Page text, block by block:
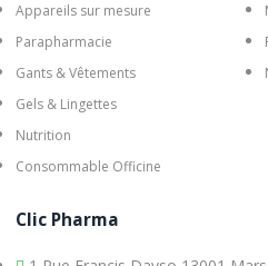
Appareils sur mesure
Parapharmacie
Gants & Vêtements
Gels & Lingettes
Nutrition
Consommable Officine
Clic Pharma